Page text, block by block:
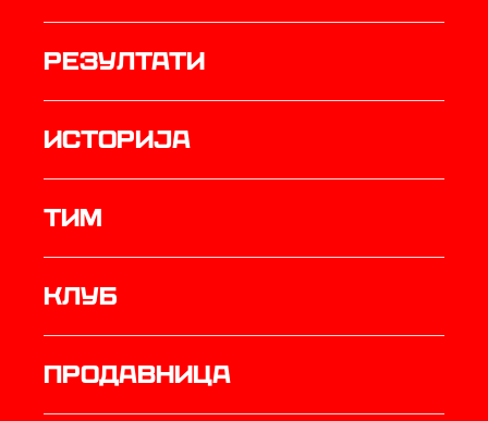
резултати
историја
ТИМ
Клуб
продавница